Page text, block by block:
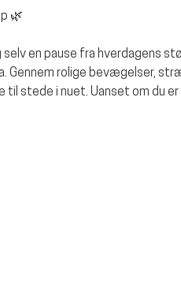
🌿
en pause fra hverdagens
Gennem rolige bevægelser,
stede i nuet. Uanset om du